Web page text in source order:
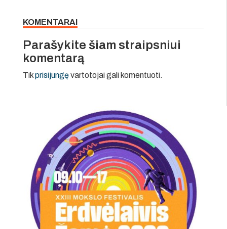
KOMENTARAI
Parašykite šiam straipsniui
komentarą
Tikprisijungęvartotojai gali komentuoti.